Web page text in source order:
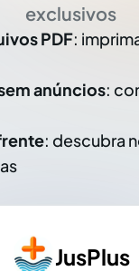
exclusivos
PDF:
anúncios:
: descubra
JusPlus